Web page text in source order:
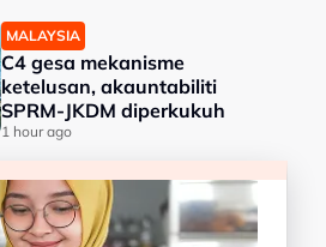
MALAYSIA
C4 gesa mekanisme
ketelusan, akauntabiliti
SPRM-JKDM diperkukuh
1 hour ago